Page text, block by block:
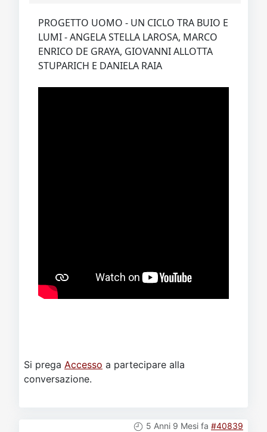
PROGETTO UOMO - UN CICLO TRA BUIO E
LUMI - ANGELA STELLA LAROSA, MARCO
ENRICO DE GRAYA, GIOVANNI ALLOTTA
STUPARICH E DANIELA RAIA
Si prega Accesso a partecipare alla
conversazione.
5 Anni 9 Mesi fa #40839